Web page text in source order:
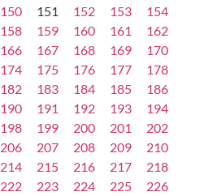
150 151 152 153
154
158 159 160 161
162
166 167 168 169
170
174 175 176 177
178
182 183 184 185
186
190 191 192 193
194
198 199 200 201
202
206 207 208 209
210
214 215 216 217
218
222 223 224 225
226